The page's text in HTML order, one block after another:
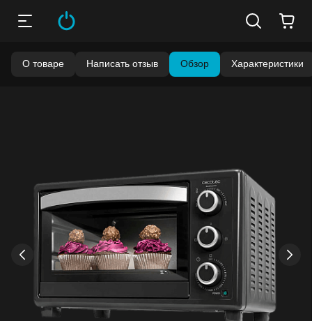
О товаре Написать отзыв Обзор Характеристики
‹ ›